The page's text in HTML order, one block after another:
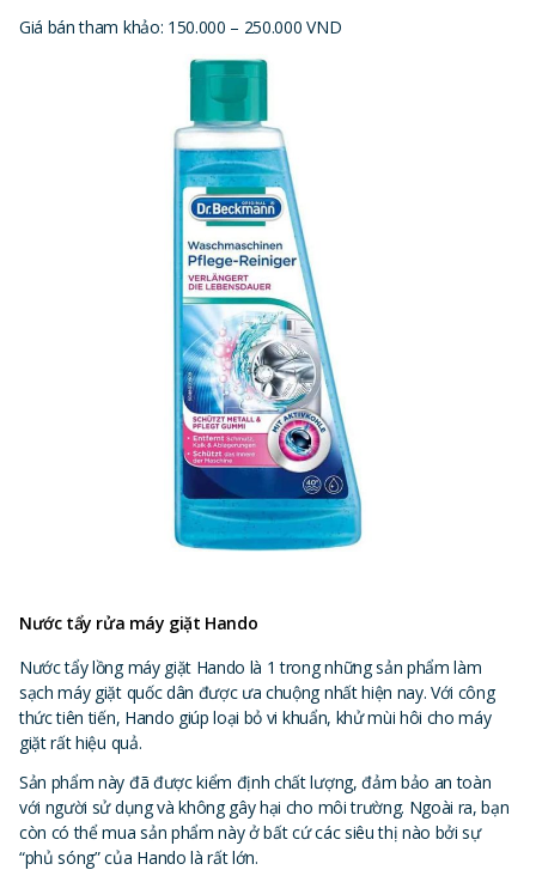
Giá bán tham khảo: 150.000 – 250.000 VND
Nước tẩy rửa máy giặt Hando
Nước tẩy lồng máy giặt Hando là 1 trong những sản phẩm làm
sạch máy giặt quốc dân được ưa chuộng nhất hiện nay. Với công
thức tiên tiến, Hando giúp loại bỏ vi khuẩn, khử mùi hôi cho máy
giặt rất hiệu quả.
Sản phẩm này đã được kiểm định chất lượng, đảm bảo an toàn
với người sử dụng và không gây hại cho môi trường. Ngoài ra, bạn
còn có thể mua sản phẩm này ở bất cứ các siêu thị nào bởi sự
“phủ sóng” của Hando là rất lớn.